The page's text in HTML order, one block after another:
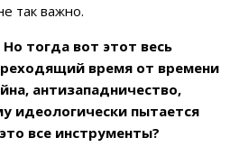
так важно.
тогда вот этот весь
время от времени
антизападничество,
идеологически пытается
все инструменты?